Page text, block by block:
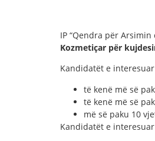
IP “Qendra për
Kozmetiçar për
Kandidatët e
të kenë më së
të kenë më së
më së paku 10
Kandidatët e